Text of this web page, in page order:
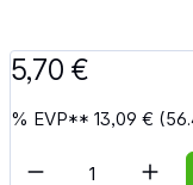
5,70 €
% EVP**13,09 €
Artikel